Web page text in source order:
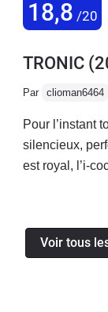
deutsche
18,8 /20
TRONIC
Par clioman6464
Pour l’instant
silencieux,
est royal, l’i-
permet
Voir tous